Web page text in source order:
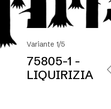
Variante 1/5
75805-1 -
LIQUIRIZIA